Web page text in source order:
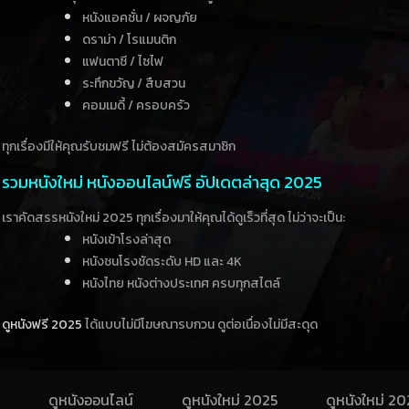
หนังแอคชั่น / ผจญภัย
ดราม่า / โรแมนติก
แฟนตาซี / ไซไฟ
ระทึกขวัญ / สืบสวน
คอมเมดี้ / ครอบครัว
ทุกเรื่องมีให้คุณรับชมฟรี ไม่ต้องสมัครสมาชิก
รวมหนังใหม่ หนังออนไลน์ฟรี อัปเดตล่าสุด 2025
เราคัดสรรหนังใหม่ 2025 ทุกเรื่องมาให้คุณได้ดูเร็วที่สุด ไม่ว่าจะเป็น:
หนังเข้าโรงล่าสุด
หนังชนโรงชัดระดับ HD และ 4K
หนังไทย หนังต่างประเทศ ครบทุกสไตล์
ดูหนังฟรี 2025ได้แบบไม่มีโฆษณารบกวน ดูต่อเนื่องไม่มีสะดุด
ดูหนังออนไลน์ ดูหนังใหม่ 2025 ดูหนังใหม่